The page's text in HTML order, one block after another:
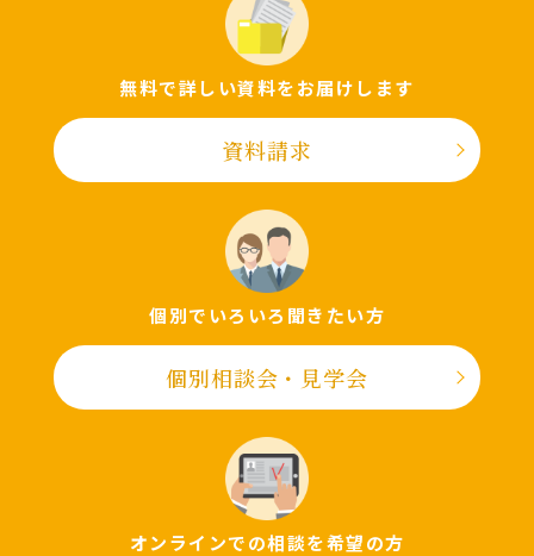
無料で詳しい資料をお届けします
資料請求
個別でいろいろ聞きたい⽅
個別相談会・⾒学会
オンラインでの相談を希望の⽅